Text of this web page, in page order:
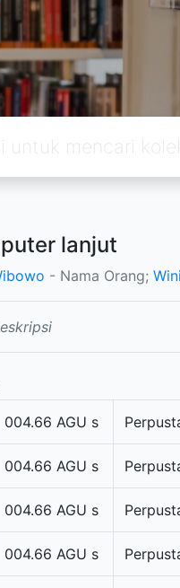
lanjut
- Nama Orang;
004.66 AGU s
004.66 AGU s
004.66 AGU s
004.66 AGU s